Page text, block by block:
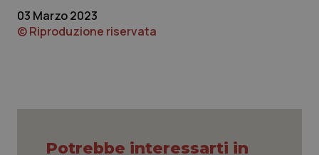
Sardegna
Malattia di Crohn & Rettocolite Ulcerosa
03 Marzo 2023
© Riproduzione riservata
Potrebbe interessarti in